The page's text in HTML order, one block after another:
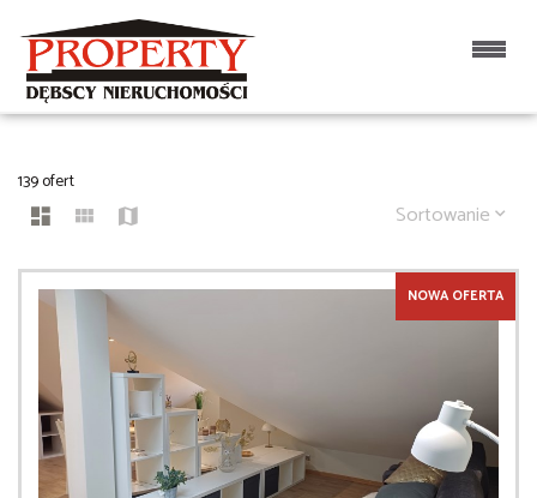
MIESZKANIA
139 ofert
Sortowanie
NOWA OFERTA